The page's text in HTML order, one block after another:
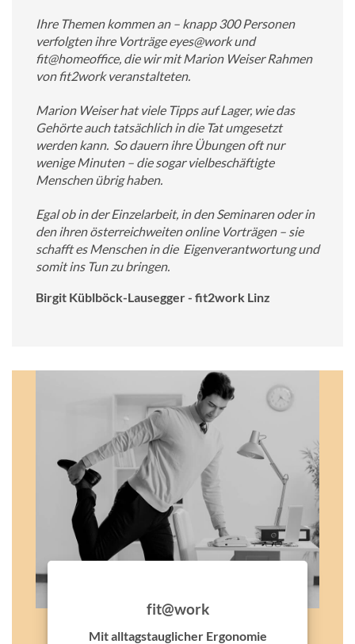
Ihre Themen kommen an – knapp 300 Personen
verfolgten ihre Vorträge eyes@work und
fit@homeoffice, die wir mit Marion Weiser Rahmen
von fit2work veranstalteten.
Marion Weiser hat viele Tipps auf Lager, wie das
Gehörte auch tatsächlich in die Tat umgesetzt
werden kann. So dauern ihre Übungen oft nur
wenige Minuten – die sogar vielbeschäftigte
Menschen übrig haben.
Egal ob in der Einzelarbeit, in den Seminaren oder in
den ihren österreichweiten online Vorträgen – sie
schafft es Menschen in die Eigenverantwortung und
somit ins Tun zu bringen.
Birgit Küblböck-Lausegger - fit2work Linz
fit@work
Mit alltagstauglicher Ergonomie